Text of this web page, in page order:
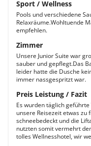
Sport / Wellness
Pools und verschiedene
Relaxräume.Wohltuende
empfehlen.
Zimmer
Unsere Junior Suite war
sauber und gepflegt.Das
leider hatte die Dusche
immer nassgespritzt war.
Preis Leistung / Fazit
Es wurden täglich
unsere Reisezeit etwas zu
schneebedeckt und die
nutzten somit vermehrt
tolles Wellnesshotel, wir